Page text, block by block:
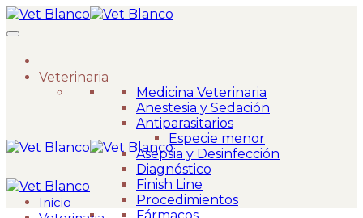
Veterinaria
Medicina Veterinaria
Anestesia y Sedación
Antiparasitarios
Especie menor
Asepsia y Desinfección
Diagnóstico
Finish Line
Procedimientos
Inicio